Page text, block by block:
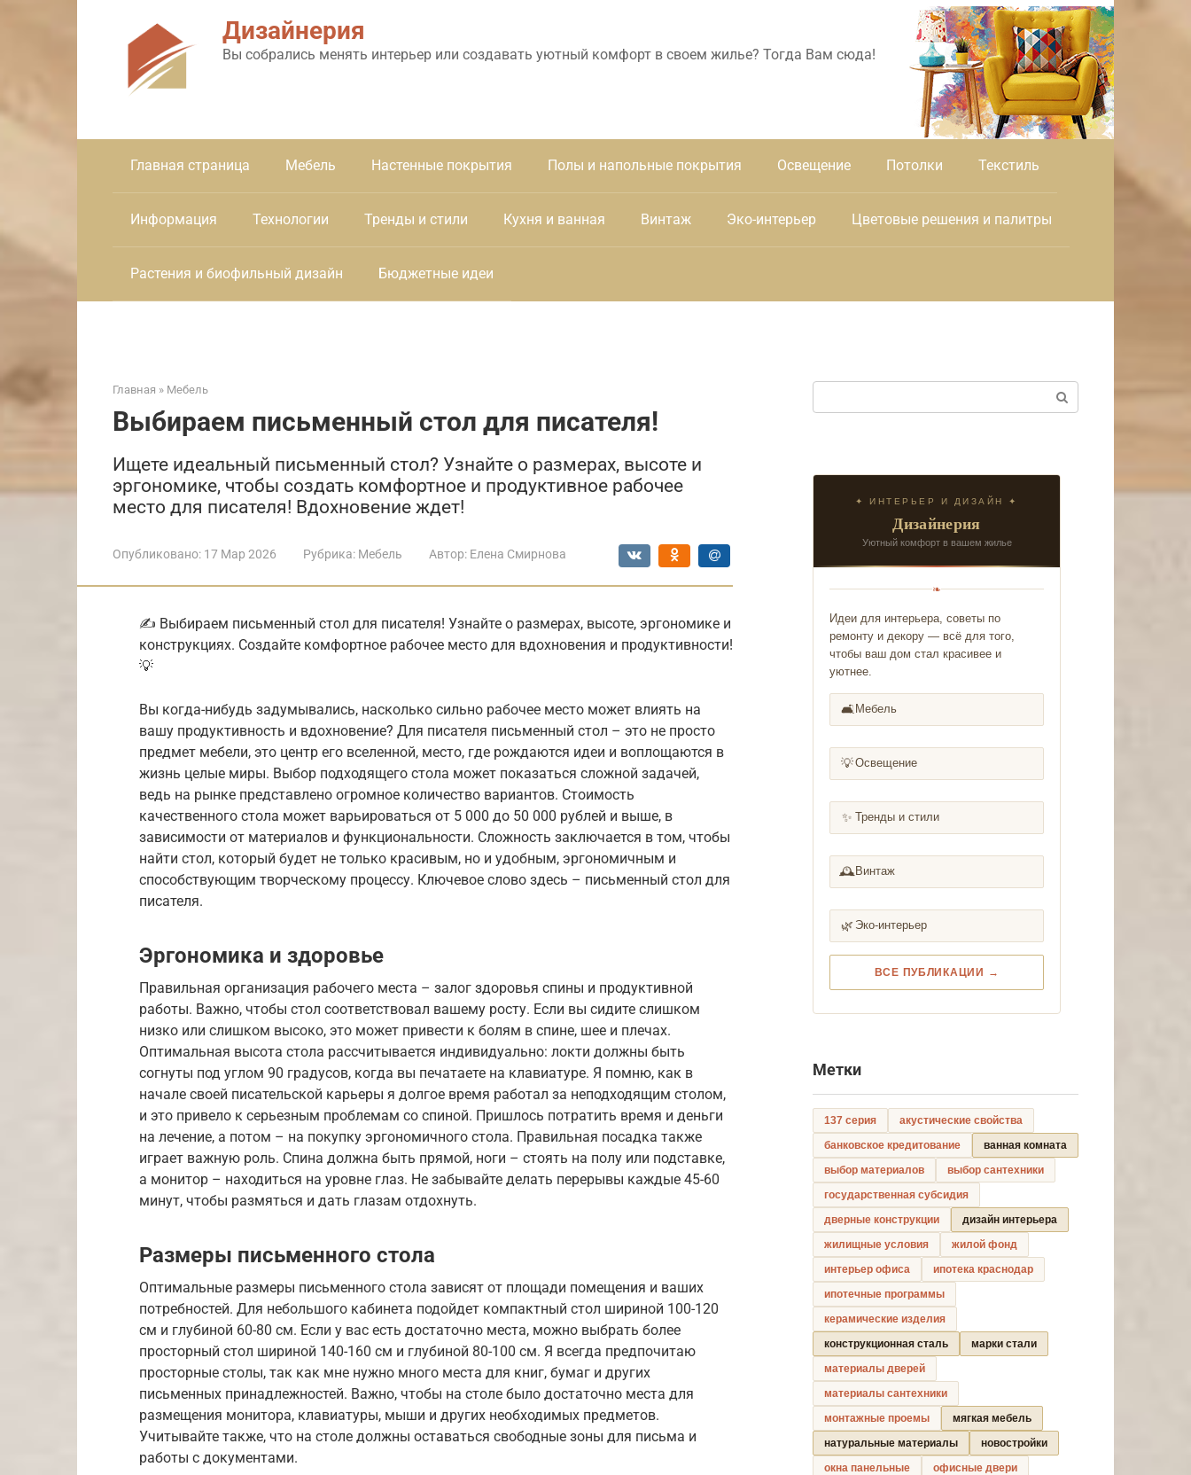
Дизайнерия
Вы собрались менять интерьер или создавать уютный комфорт в своем жилье? Тогда Вам сюда!
Главная страница Мебель Настенные покрытия Полы и напольные покрытия Освещение Потолки Текстиль
Информация Технологии Тренды и стили Кухня и ванная Винтаж Эко-интерьер Цветовые решения и палитры
Растения и биофильный дизайн Бюджетные идеи
Главная » Мебель
Выбираем письменный стол для писателя!
Ищете идеальный письменный стол? Узнайте о размерах, высоте и
эргономике, чтобы создать комфортное и продуктивное рабочее
место для писателя! Вдохновение ждет!
Опубликовано: 17 Мар 2026 Рубрика: Мебель Автор: Елена Смирнова
✍️ Выбираем письменный стол для писателя! Узнайте о размерах, высоте, эргономике и
конструкциях. Создайте комфортное рабочее место для вдохновения и продуктивности!
💡
Вы когда-нибудь задумывались, насколько сильно рабочее место может влиять на
вашу продуктивность и вдохновение? Для писателя письменный стол – это не просто
предмет мебели, это центр его вселенной, место, где рождаются идеи и воплощаются в
жизнь целые миры. Выбор подходящего стола может показаться сложной задачей,
ведь на рынке представлено огромное количество вариантов. Стоимость
качественного стола может варьироваться от 5 000 до 50 000 рублей и выше, в
зависимости от материалов и функциональности. Сложность заключается в том, чтобы
найти стол, который будет не только красивым, но и удобным, эргономичным и
способствующим творческому процессу. Ключевое слово здесь – письменный стол для
писателя.
Эргономика и здоровье
Правильная организация рабочего места – залог здоровья спины и продуктивной
работы. Важно, чтобы стол соответствовал вашему росту. Если вы сидите слишком
низко или слишком высоко, это может привести к болям в спине, шее и плечах.
Оптимальная высота стола рассчитывается индивидуально: локти должны быть
согнуты под углом 90 градусов, когда вы печатаете на клавиатуре. Я помню, как в
начале своей писательской карьеры я долгое время работал за неподходящим столом,
и это привело к серьезным проблемам со спиной. Пришлось потратить время и деньги
на лечение, а потом – на покупку эргономичного стола. Правильная посадка также
играет важную роль. Спина должна быть прямой, ноги – стоять на полу или подставке,
а монитор – находиться на уровне глаз. Не забывайте делать перерывы каждые 45-60
минут, чтобы размяться и дать глазам отдохнуть.
Размеры письменного стола
Оптимальные размеры письменного стола зависят от площади помещения и ваших
потребностей. Для небольшого кабинета подойдет компактный стол шириной 100-120
см и глубиной 60-80 см. Если у вас есть достаточно места, можно выбрать более
просторный стол шириной 140-160 см и глубиной 80-100 см. Я всегда предпочитаю
просторные столы, так как мне нужно много места для книг, бумаг и других
письменных принадлежностей. Важно, чтобы на столе было достаточно места для
размещения монитора, клавиатуры, мыши и других необходимых предметов.
Учитывайте также, что на столе должны оставаться свободные зоны для письма и
работы с документами.
✦ ИНТЕРЬЕР И ДИЗАЙН ✦
Дизайнерия
Уютный комфорт в вашем жилье
❧
Идеи для интерьера, советы по
ремонту и декору — всё для того,
чтобы ваш дом стал красивее и
уютнее.
🛋️ Мебель
💡Освещение
✨ Тренды и стили
🕰️ Винтаж
🌿 Эко-интерьер
ВСЕ ПУБЛИКАЦИИ →
Метки
137 серия
акустические свойства
банковское кредитование
ванная комната
выбор материалов
выбор сантехники
государственная субсидия
дверные конструкции
дизайн интерьера
жилищные условия
жилой фонд
интерьер офиса
ипотека краснодар
ипотечные программы
керамические изделия
конструкционная сталь
марки стали
материалы дверей
материалы сантехники
монтажные проемы
мягкая мебель
натуральные материалы
новостройки
окна панельные
офисные двери